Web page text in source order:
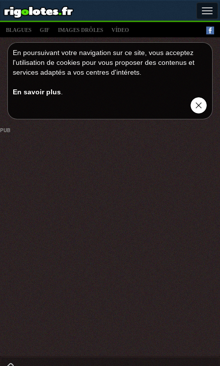
BLAGUES GIF IMAGES DRÔLES VÍDEO
En poursuivant votre navigation sur ce site, vous acceptez
l'utilisation de cookies pour vous proposer des contenus et
services adaptés a vos centres d'intérets.
En savoir plus
PUB